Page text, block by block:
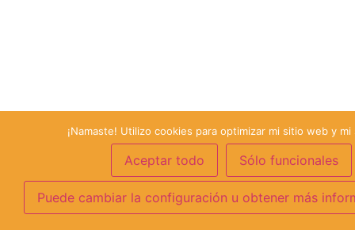
¡Namaste! Utilizo cookies para optimizar mi sitio web y mi
Aceptar todo Sólo funcionales
Puede cambiar la configuración u obtener más